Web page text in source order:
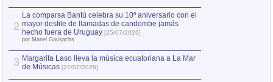
2
La comparsa Bantú celebra su 10º aniversario con el
mayor desfile de llamadas de candombe jamás
hecho fuera de Uruguay [25/07/2026]
por Manel Gausachs
3 Margarita Laso lleva la música ecuatoriana a La Mar
de Músicas [22/07/2026]